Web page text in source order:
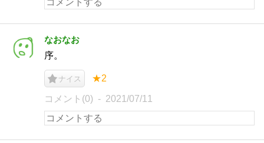
なおなお
序。
ナイス ★2
コメント(0) 2021/07/11